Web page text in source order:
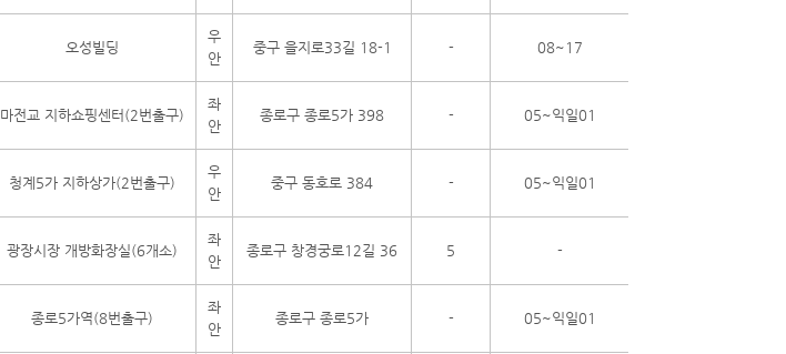
오성빌딩
우
안
중구 을지로33길 18-1 - 08~17
마전교 지하쇼핑센터(2번출구)
좌
안
종로구 종로5가 398 - 05~익일01
청계5가 지하상가(2번출구)
우
안
중구 동호로 384 - 05~익일01
광장시장 개방화장실(6개소)
좌
안
종로구 창경궁로12길 36 5 -
종로5가역(8번출구)
좌
안
종로구 종로5가 - 05~익일01